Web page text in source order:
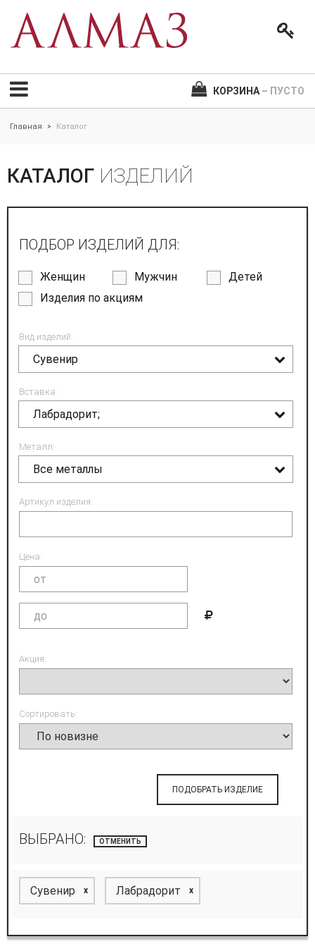
КОРЗИНА – ПУСТО
Главная > Каталог
КАТАЛОГ ИЗДЕЛИЙ
ПОДБОР ИЗДЕЛИЙ ДЛЯ:
Женщин Мужчин
Детей
Изделия по акциям
Вид изделий:
Сувенир
Вставка:
Лабрадорит;
Металл:
Все металлы
Артикул изделия:
Цена:
Акция:
Сортировать:
ПОДОБРАТЬ ИЗДЕЛИЕ
ВЫБРАНО: ОТМЕНИТЬ
Сувенир x Лабрадорит x